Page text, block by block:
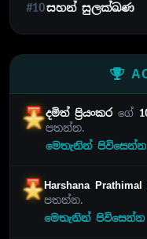
#10සහන් සුලක්ඛණ
දමිත් ප්‍රියංකරගේ
පතන්න.
මෙතැනින් පිවිසෙන්න
Harshana Prathimal
පතන්න.
මෙතැනින් පිවිසෙන්න